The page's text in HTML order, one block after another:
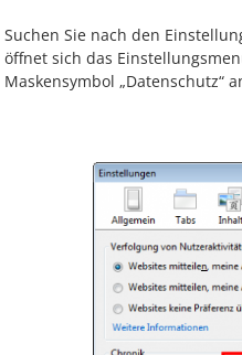
Suchen Sie nach den
öffnet sich das
Maskensymbol „Datenschutz“